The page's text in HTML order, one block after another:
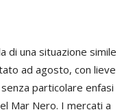
di una situazione simile
ad agosto, con lieve
particolare enfasi
Mar Nero. I mercati a